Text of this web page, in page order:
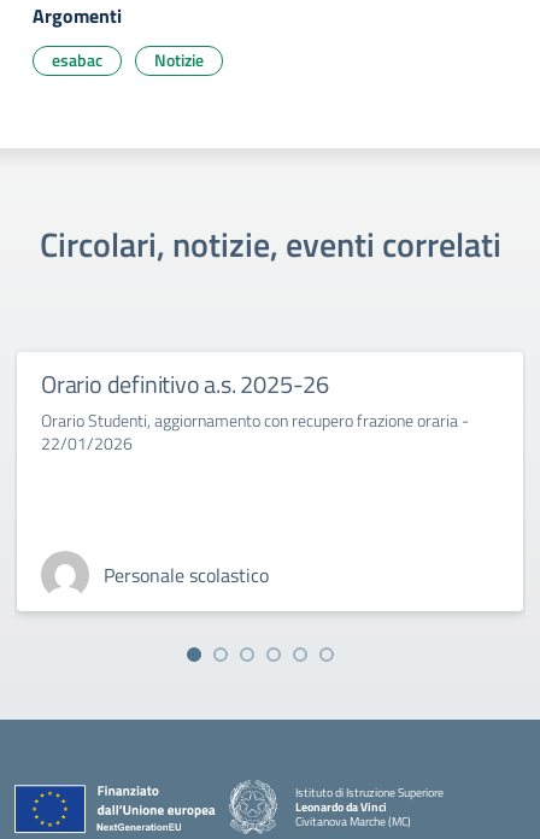
Argomenti
esabac Notizie
Circolari, notizie, eventi correlati
Orario definitivo a.s. 2025-26
Orario Studenti, aggiornamento con recupero frazione oraria -
22/01/2026
Personale scolastico
Istituto di Istruzione Superiore
Leonardo da Vinci
Civitanova Marche (MC)